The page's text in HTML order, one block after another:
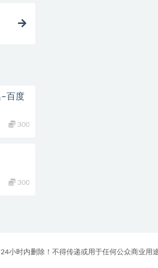
百度
300
300
小时内删除！不得传递或用于任何公众商业用途